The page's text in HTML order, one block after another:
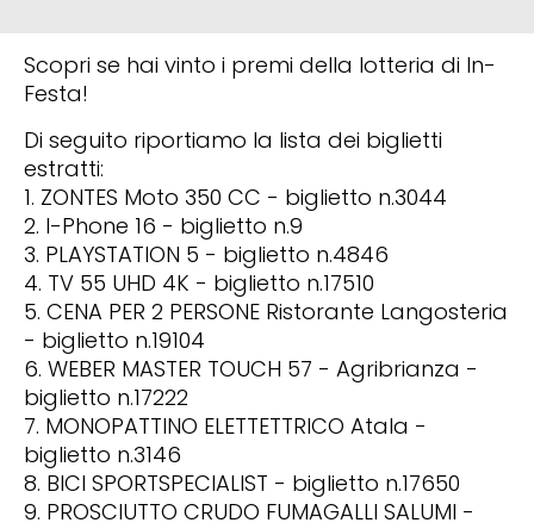
Scopri se hai vinto i premi della lotteria di In-
Festa!
Di seguito riportiamo la lista dei biglietti
estratti:
1. ZONTES Moto 350 CC - biglietto n.3044
2. I-Phone 16 - biglietto n.9
3. PLAYSTATION 5 - biglietto n.4846
4. TV 55 UHD 4K - biglietto n.17510
5. CENA PER 2 PERSONE Ristorante Langosteria
- biglietto n.19104
6. WEBER MASTER TOUCH 57 - Agribrianza -
biglietto n.17222
7. MONOPATTINO ELETTETTRICO Atala -
biglietto n.3146
8. BICI SPORTSPECIALIST - biglietto n.17650
9. PROSCIUTTO CRUDO FUMAGALLI SALUMI -